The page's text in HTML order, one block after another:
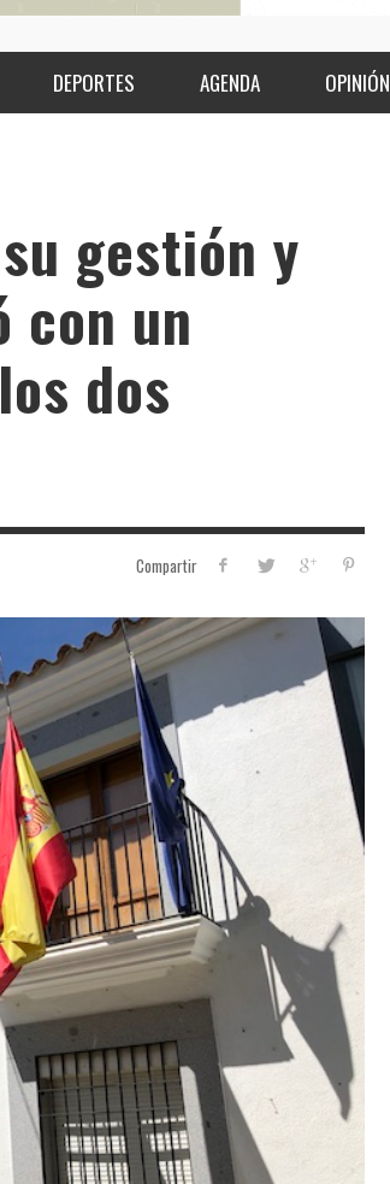
DEPORTES AGENDA OPINIÓN
gestión y
con un
dos
Compartir